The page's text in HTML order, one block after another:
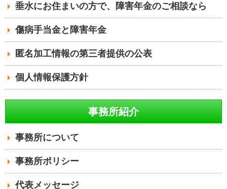
垂水にお住まいの方で、障害年金のご相談なら
傷病手当金と障害年金
匿名加工情報の第三者提供の公表
個人情報保護方針
事務所紹介
事務所について
事務所ポリシー
代表メッセージ